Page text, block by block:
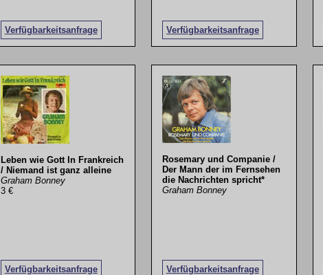
Verfügbarkeitsanfrage Verfügbarkeitsanfrage
Leben wie Gott In Frankreich
/ Niemand ist ganz alleine
Graham Bonney
3 €
Verfügbarkeitsanfrage
Rosemary und Companie /
Der Mann der im Fernsehen
die Nachrichten spricht*
Graham Bonney
Verfügbarkeitsanfrage